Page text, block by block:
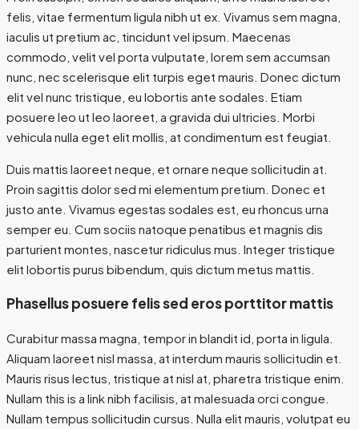
felis, vitae fermentum ligula nibh ut ex. Vivamus sem magna,
iaculis ut pretium ac, tincidunt vel ipsum. Maecenas
commodo, velit vel porta vulputate, lorem sem accumsan
nunc, nec scelerisque elit turpis eget mauris. Donec dictum
elit vel nunc tristique, eu lobortis ante sodales. Etiam
posuere leo ut leo laoreet, a gravida dui ultricies. Morbi
vehicula nulla eget elit mollis, at condimentum est feugiat.
Duis mattis laoreet neque, et ornare neque sollicitudin at.
Proin sagittis dolor sed mi elementum pretium. Donec et
justo ante. Vivamus egestas sodales est, eu rhoncus urna
semper eu. Cum sociis natoque penatibus et magnis dis
parturient montes, nascetur ridiculus mus. Integer tristique
elit lobortis purus bibendum, quis dictum metus mattis.
Phasellus posuere felis sed eros porttitor mattis
Curabitur massa magna, tempor in blandit id, porta in ligula.
Aliquam laoreet nisl massa, at interdum mauris sollicitudin et.
Mauris risus lectus, tristique at nisl at, pharetra tristique enim.
Nullam this is a link nibh facilisis, at malesuada orci congue.
Nullam tempus sollicitudin cursus. Nulla elit mauris, volutpat eu